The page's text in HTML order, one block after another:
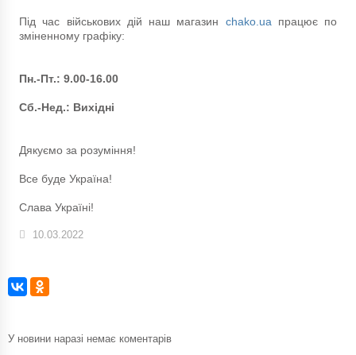
Під час військових дій наш магазин chako.ua працює по
зміненному графіку:
Пн.-Пт.: 9.00-16.00
Сб.-Нед.: Вихідні
Дякуємо за розуміння!
Все буде Україна!
Слава Україні!
10.03.2022
У новини наразі немає коментарів